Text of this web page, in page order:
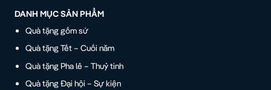
DANH MỤC SẢN PHẨM
Quà tặng gốm sứ
Quà tặng Tết – Cuối năm
Quà tặng Pha lê – Thuỷ tinh
Quà tặng Đại hội – Sự kiện